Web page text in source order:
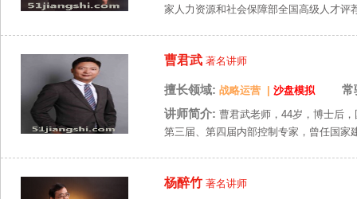
家人力资源和社会保障部全国高级人才
曹君武 著名讲师
擅长领域: 战略运营 沙盘模拟
常
讲师简介: 曹君武老师，44岁，博士后
第三届、第四届内部控制专家，曾任国家
杨醉竹 著名讲师